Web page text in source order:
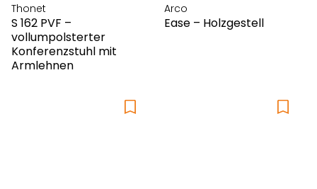
Thonet
S 162 PVF –
vollumpolsterter
Konferenzstuhl mit
Armlehnen
Arco
Ease – Holzgestell